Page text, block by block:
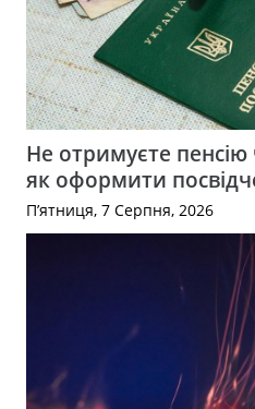
Не отримуєте пенсію
як оформити
П’ятниця, 7 Серпня, 2026